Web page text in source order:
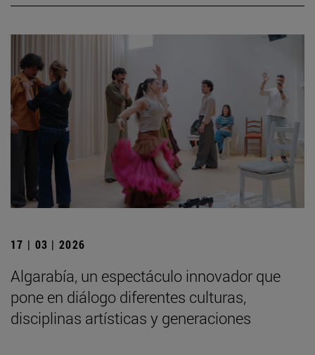
17 | 03 | 2026
Algarabía, un espectáculo innovador que
pone en diálogo diferentes culturas,
disciplinas artísticas y generaciones